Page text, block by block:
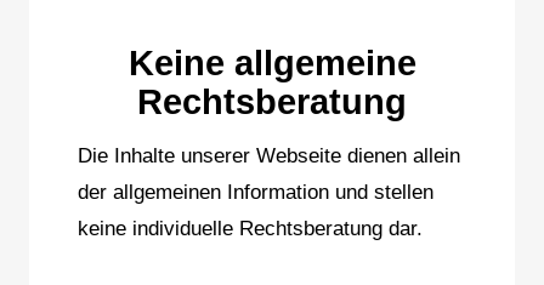
Keine allgemeine
Rechtsberatung
Die Inhalte unserer Webseite dienen allein
der allgemeinen Information und stellen
keine individuelle Rechtsberatung dar.